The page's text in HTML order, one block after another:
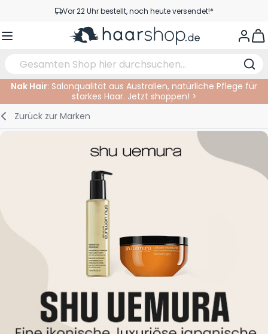
Zum Inhalt springenVor 22 Uhr bestellt, noch heute versendet!*
Versandkostenfrei ab 39 €
Haarpflege
Gesichtspflege
Bräunungsprodukte
Augenbrauen
Nagelprodukte
Haarprodukte
Elektrisch
Im Salon
Nak Hair: Salonqualität aus Australien, natürliche Pflege für
starkes Haar. Jetzt shoppen! >
Zurück zur Marken